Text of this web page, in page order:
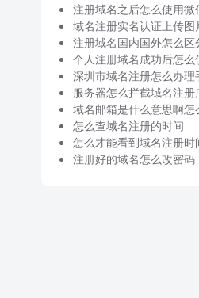
注册域名之后怎么使用微
域名注册实名认证上传图
注册域名国内国外怎么区
个人注册域名成功后怎么
深圳市域名注册怎么办理
服务器怎么拦截域名注册
域名邮箱是什么意思啊怎
怎么查域名注册的时间
怎么才能看到域名注册时
注册好的域名怎么改密码